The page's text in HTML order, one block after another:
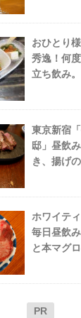
おひとり
秀逸！何
立ち飲み
東京新宿
邸」昼飲
き、揚げ
ホワイテ
毎日昼飲
と本マグ
PR